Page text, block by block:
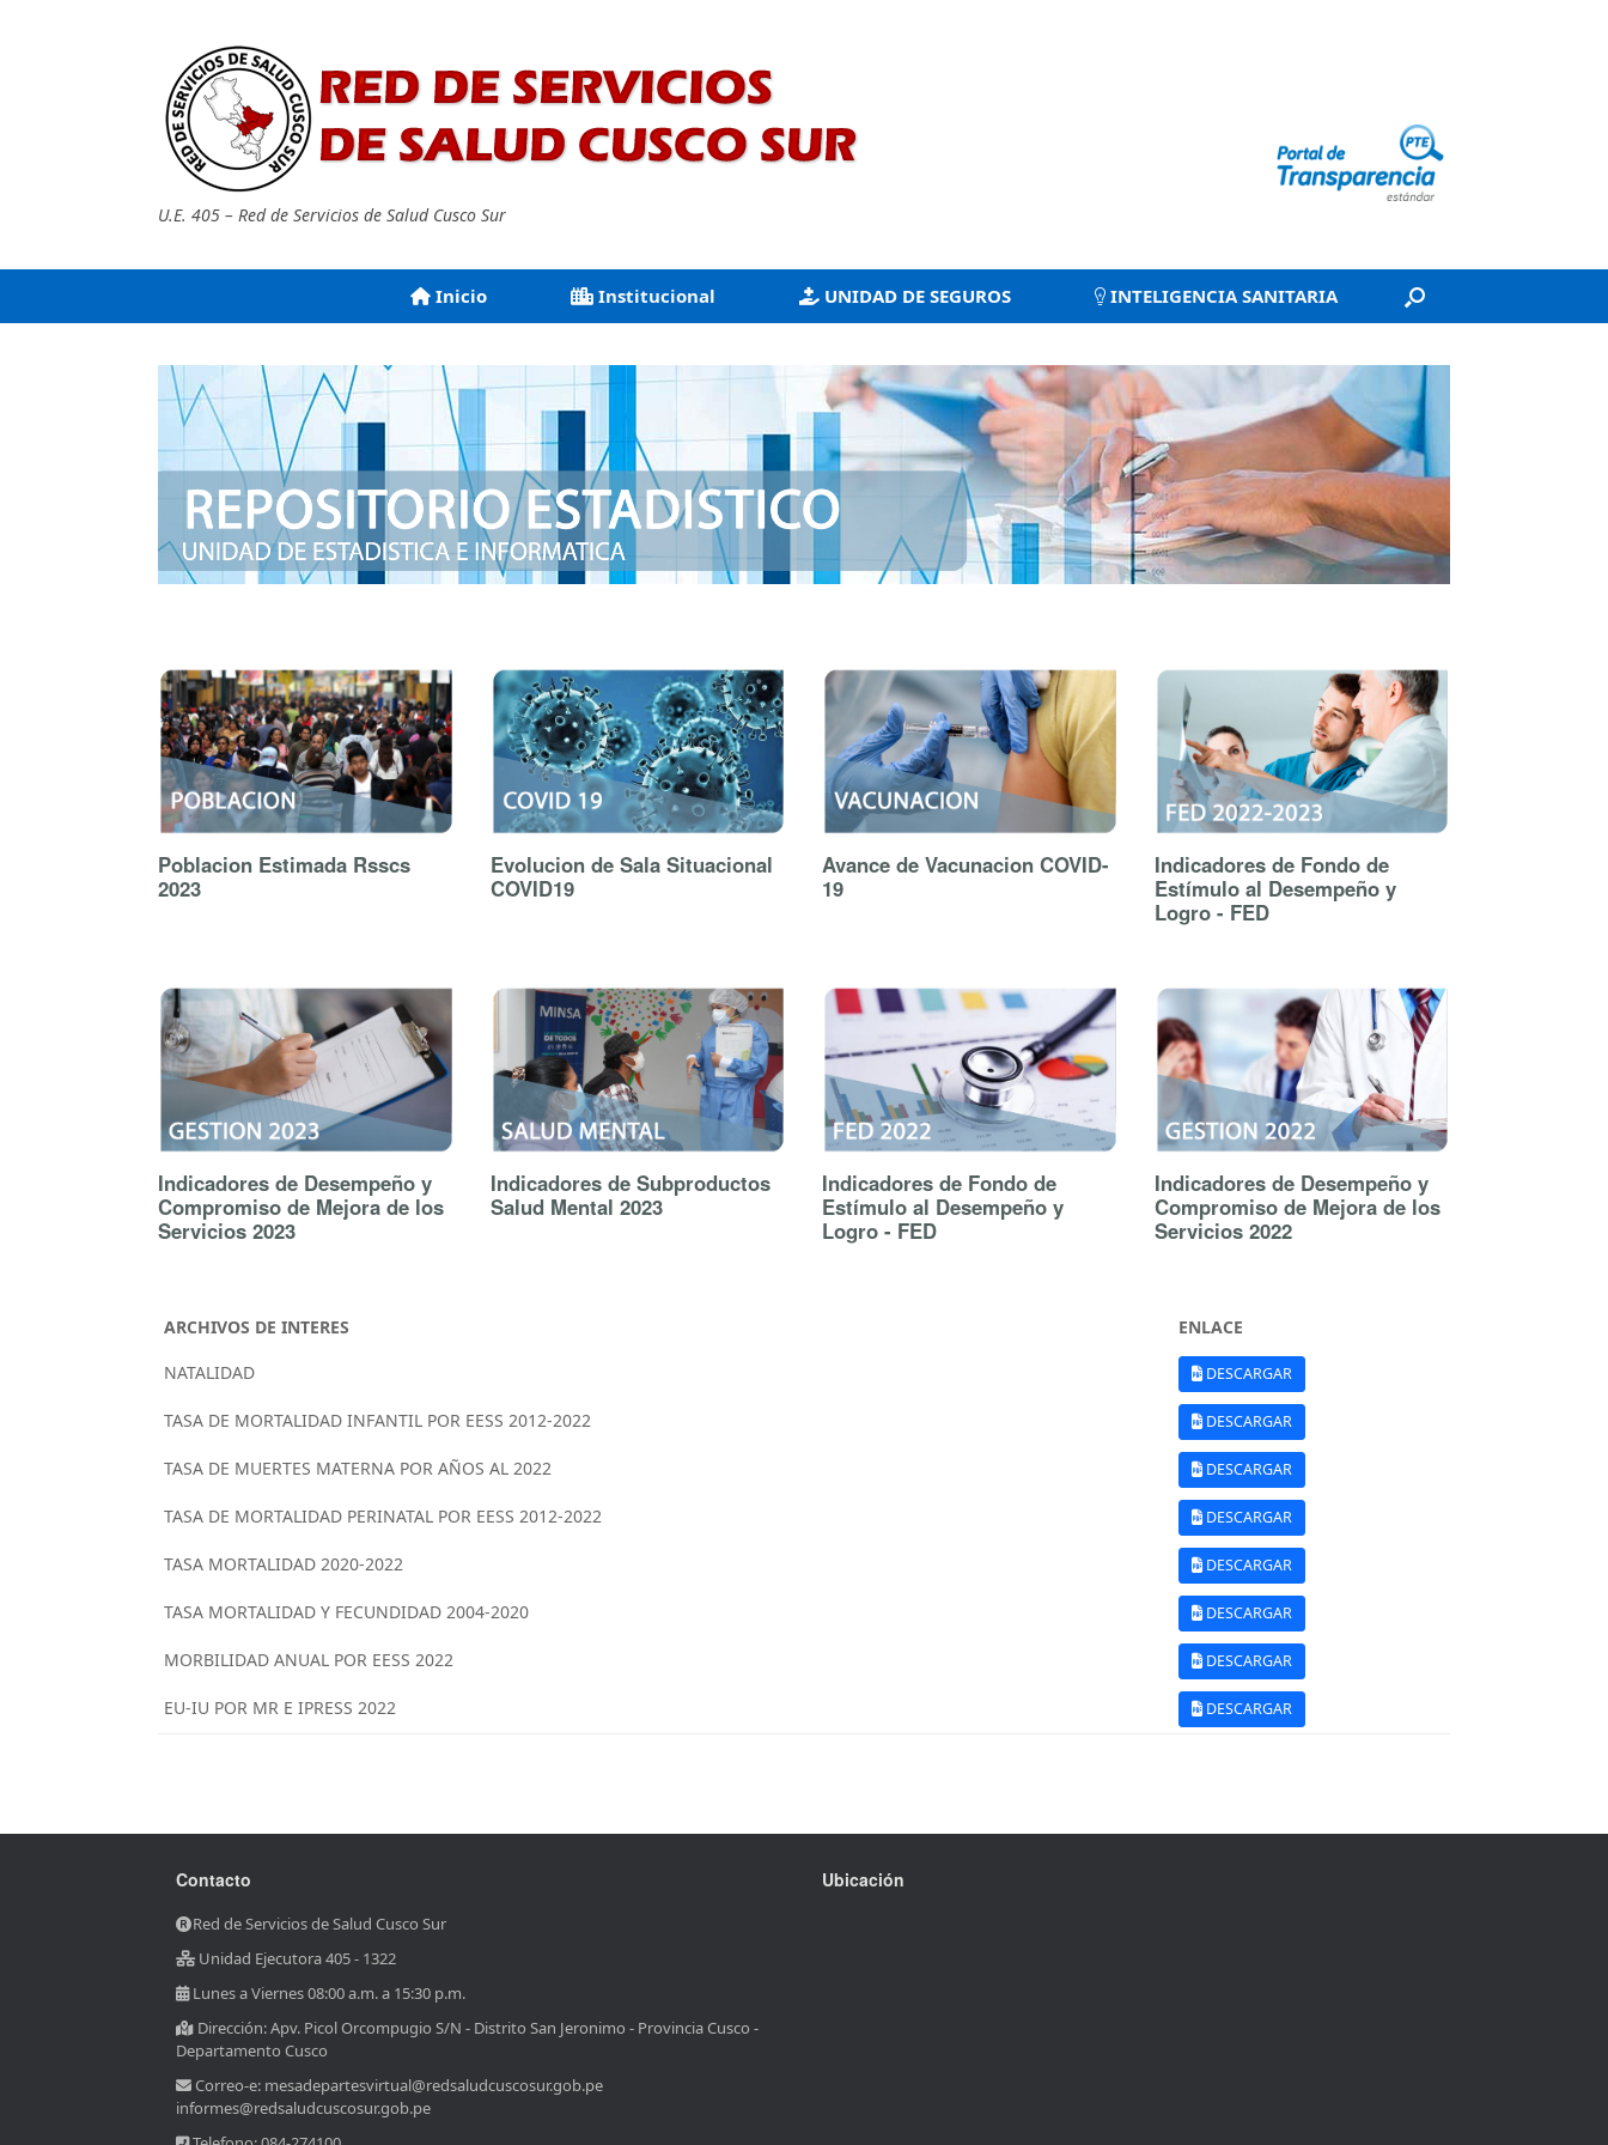
U.E. 405 – Red de Servicios de Salud Cusco Sur
Inicio Institucional UNIDAD DE SEGUROS INTELIGENCIA SANITARIA
Poblacion Estimada Rsscs
2023
Evolucion de Sala Situacional
COVID19
Avance de Vacunacion COVID-
19
Indicadores de Fondo de
Estímulo al Desempeño y
Logro - FED
Indicadores de Desempeño y
Compromiso de Mejora de los
Servicios 2023
Indicadores de Subproductos
Salud Mental 2023
Indicadores de Fondo de
Estímulo al Desempeño y
Logro - FED
Indicadores de Desempeño y
Compromiso de Mejora de los
Servicios 2022
ARCHIVOS DE INTERES
ENLACE
NATALIDAD
DESCARGAR
TASA DE MORTALIDAD INFANTIL POR EESS 2012-2022 DESCARGAR
TASA DE MUERTES MATERNA POR AÑOS AL 2022 DESCARGAR
TASA DE MORTALIDAD PERINATAL POR EESS 2012-2022 DESCARGAR
TASA MORTALIDAD 2020-2022 DESCARGAR
TASA MORTALIDAD Y FECUNDIDAD 2004-2020 DESCARGAR
MORBILIDAD ANUAL POR EESS 2022 DESCARGAR
EU-IU POR MR E IPRESS 2022 DESCARGAR
Contacto
Red de Servicios de Salud Cusco Sur
Unidad Ejecutora 405 - 1322
Lunes a Viernes 08:00 a.m. a 15:30 p.m.
Dirección: Apv. Picol Orcompugio S/N - Distrito San Jeronimo - Provincia Cusco -
Departamento Cusco
Correo-e: mesadepartesvirtual@redsaludcuscosur.gob.pe
informes@redsaludcuscosur.gob.pe
Ubicación